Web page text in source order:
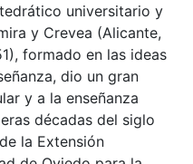
universitario y
y Crevea (Alicante,
formado en las ideas
dio un gran
y a la enseñanza
décadas del siglo
la Extensión